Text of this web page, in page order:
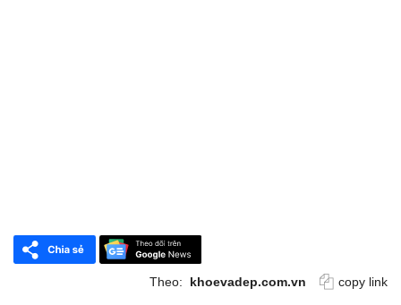
Theo: khoevadep.com.vn copy link